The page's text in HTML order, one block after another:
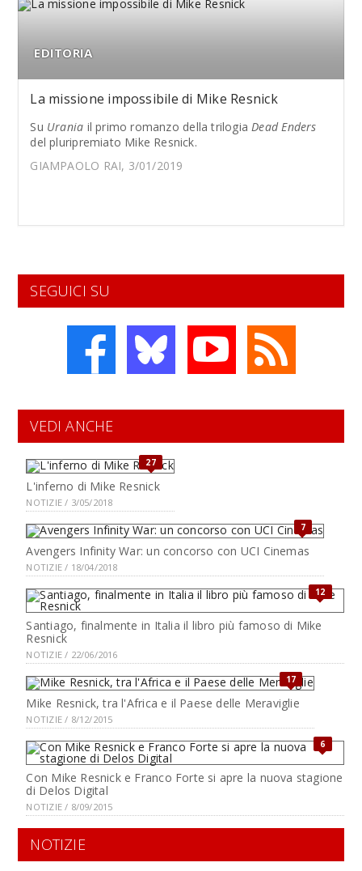
EDITORIA
La missione impossibile di Mike Resnick
Su Urania il primo romanzo della trilogiaDead Enders
del pluripremiato Mike Resnick.
GIAMPAOLO RAI, 3/01/2019
SEGUICI SU
VEDI ANCHE
27
L'inferno di Mike Resnick
NOTIZIE / 3/05/2018
7
Avengers Infinity War: un concorso con UCI Cinemas
NOTIZIE / 18/04/2018
12
Santiago, finalmente in Italia il libro più famoso di Mike
Resnick
NOTIZIE / 22/06/2016
17
Mike Resnick, tra l'Africa e il Paese delle Meraviglie
NOTIZIE / 8/12/2015
6
Con Mike Resnick e Franco Forte si apre la nuova stagione
di Delos Digital
NOTIZIE / 8/09/2015
NOTIZIE